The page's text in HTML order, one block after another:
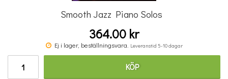
A Jazzy Christmas - Piano
Smooth Jazz Piano Solos
364.00 kr
Ej i lager, beställningsvara. Leveranstid 5-10 dagar
KÖP